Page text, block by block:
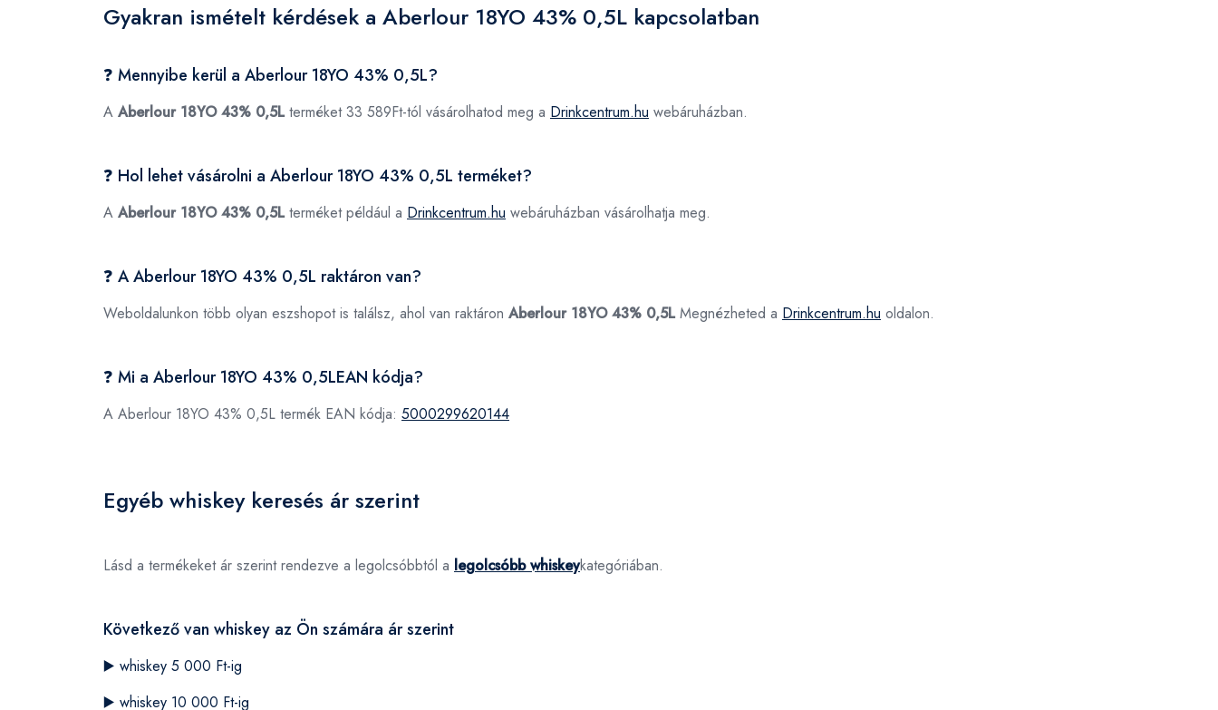
Gyakran ismételt kérdések a Aberlour 18YO 43% 0,5L kapcsolatban
❓ Mennyibe kerül a Aberlour 18YO 43% 0,5L?
A Aberlour 18YO 43% 0,5Lterméket 33 589Ft-tól vásárolhatod meg a Drinkcentrum.hu webáruházban.
❓ Hol lehet vásárolni a Aberlour 18YO 43% 0,5L terméket?
A Aberlour 18YO 43% 0,5Lterméket például a Drinkcentrum.hu webáruházban vásárolhatja meg.
❓ A Aberlour 18YO 43% 0,5L raktáron van?
Weboldalunkon több olyan eszshopot is találsz, ahol van raktáron Aberlour 18YO 43% 0,5LMegnézheted a Drinkcentrum.hu oldalon.
❓ Mi a Aberlour 18YO 43% 0,5LEAN kódja?
A Aberlour 18YO 43% 0,5L termék EAN kódja: 5000299620144
Egyéb whiskey keresés ár szerint
Lásd a termékeket ár szerint rendezve a legolcsóbbtól a legolcsóbb whiskeykategóriában.
Következő van whiskey az Ön számára ár szerint
▶️ whiskey 5 000 Ft-ig
▶️ whiskey 10 000 Ft-ig